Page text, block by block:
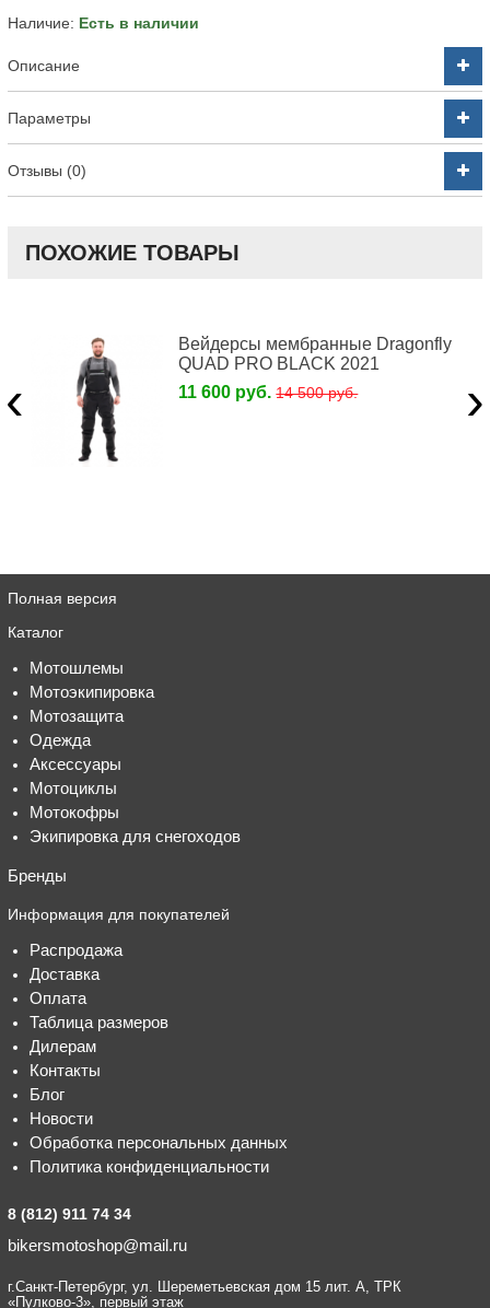
Наличие: Есть в наличии
Описание
Параметры
Отзывы (0)
ПОХОЖИЕ ТОВАРЫ
Вейдерсы мембранные Dragonfly
QUAD PRO BLACK 2021
11 600 руб.14 500 руб.
‹ ›
Полная версия
Каталог
Мотошлемы
Мотоэкипировка
Мотозащита
Одежда
Аксессуары
Мотоциклы
Мотокофры
Экипировка для снегоходов
Бренды
Информация для покупателей
Распродажа
Доставка
Оплата
Таблица размеров
Дилерам
Контакты
Блог
Новости
Обработка персональных данных
Политика конфиденциальности
8 (812) 911 74 34
bikersmotoshop@mail.ru
г.Санкт-Петербург, ул. Шереметьевская дом 15 лит. А, ТРК
«Пулково-3», первый этаж